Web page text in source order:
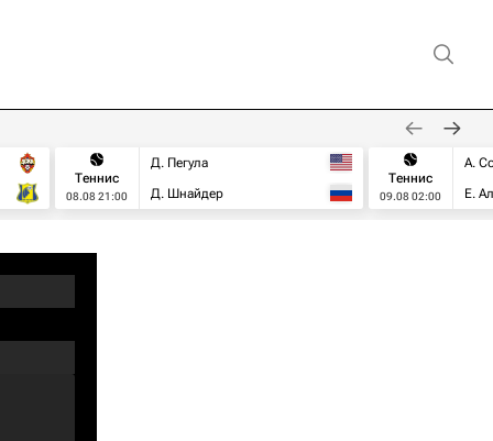
Теннис
08.08 21:00
Д. Пегула
Д. Шнайдер
Теннис
09.08 02:00
А.
Е.